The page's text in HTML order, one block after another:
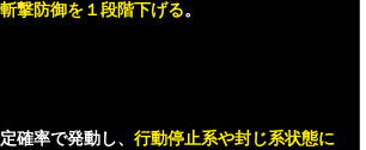
斬撃防御を１段階下げる。
確率で発動し、 行動停止系や封じ系状態に